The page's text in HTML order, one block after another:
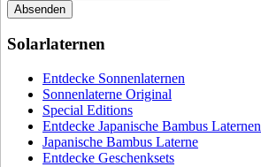
Absenden
Solarlaternen
Entdecke Sonnenlaternen
Sonnenlaterne Original
Special Editions
Entdecke Japanische Bambus Laternen
Japanische Bambus Laterne
Entdecke Geschenksets